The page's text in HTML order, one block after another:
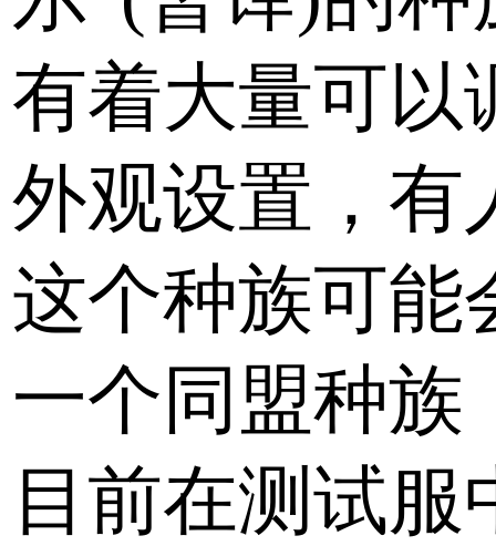
有着大量可以
外观设置，有
这个种族可能
一个同盟种族
目前在测试服